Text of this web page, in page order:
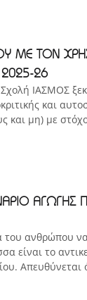
ΜΕ ΤΟΝ
26
ΙΑΣΜΟΣ
και
και μη) με
ανθρώπου να
είναι το
Απευθύνεται